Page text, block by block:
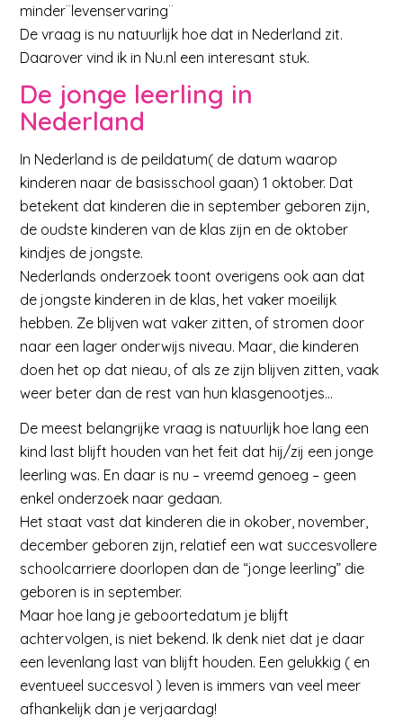
minder¨levenservaring¨
De vraag is nu natuurlijk hoe dat in Nederland zit.
Daarover vind ik in Nu.nl een interesant stuk.
De jonge leerling in
Nederland
In Nederland is de peildatum( de datum waarop
kinderen naar de basisschool gaan) 1 oktober. Dat
betekent dat kinderen die in september geboren zijn,
de oudste kinderen van de klas zijn en de oktober
kindjes de jongste.
Nederlands onderzoek toont overigens ook aan dat
de jongste kinderen in de klas, het vaker moeilijk
hebben. Ze blijven wat vaker zitten, of stromen door
naar een lager onderwijs niveau. Maar, die kinderen
doen het op dat nieau, of als ze zijn blijven zitten, vaak
weer beter dan de rest van hun klasgenootjes…
De meest belangrijke vraag is natuurlijk hoe lang een
kind last blijft houden van het feit dat hij/zij een jonge
leerling was. En daar is nu – vreemd genoeg – geen
enkel onderzoek naar gedaan.
Het staat vast dat kinderen die in okober, november,
december geboren zijn, relatief een wat succesvollere
schoolcarriere doorlopen dan de “jonge leerling” die
geboren is in september.
Maar hoe lang je geboortedatum je blijft
achtervolgen, is niet bekend. Ik denk niet dat je daar
een levenlang last van blijft houden. Een gelukkig ( en
eventueel succesvol ) leven is immers van veel meer
afhankelijk dan je verjaardag!